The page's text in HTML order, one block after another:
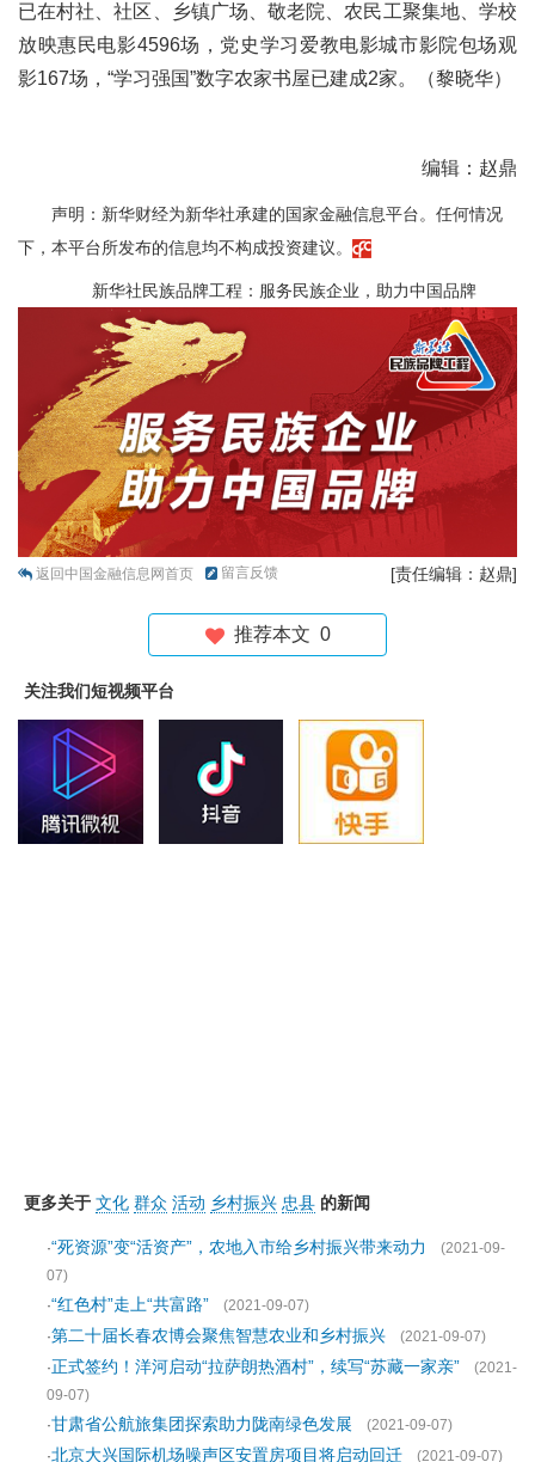
已在村社、社区、乡镇广场、敬老院、农民工聚集地、学校
放映惠民电影4596场，党史学习爱教电影城市影院包场观
影167场，“学习强国”数字农家书屋已建成2家。（黎晓华）
编辑：赵鼎
声明：新华财经为新华社承建的国家金融信息平台。任何情况
下，本平台所发布的信息均不构成投资建议。
新华社民族品牌工程：服务民族企业，助力中国品牌
返回中国金融信息网首页 留言反馈 [责任编辑：赵鼎]
推荐本文 0
关注我们短视频平台
更多关于 文化 群众 活动 乡村振兴 忠县 的新闻
·“死资源”变“活资产”，农地入市给乡村振兴带来动力
(2021-09-
07)
·“红色村”走上“共富路”
(2021-09-07)
·第二十届长春农博会聚焦智慧农业和乡村振兴
(2021-09-07)
·正式签约！洋河启动“拉萨朗热酒村”，续写“苏藏一家亲”
(2021-
09-07)
·甘肃省公航旅集团探索助力陇南绿色发展
(2021-09-07)
·北京大兴国际机场噪声区安置房项目将启动回迁 (2021-09-07)